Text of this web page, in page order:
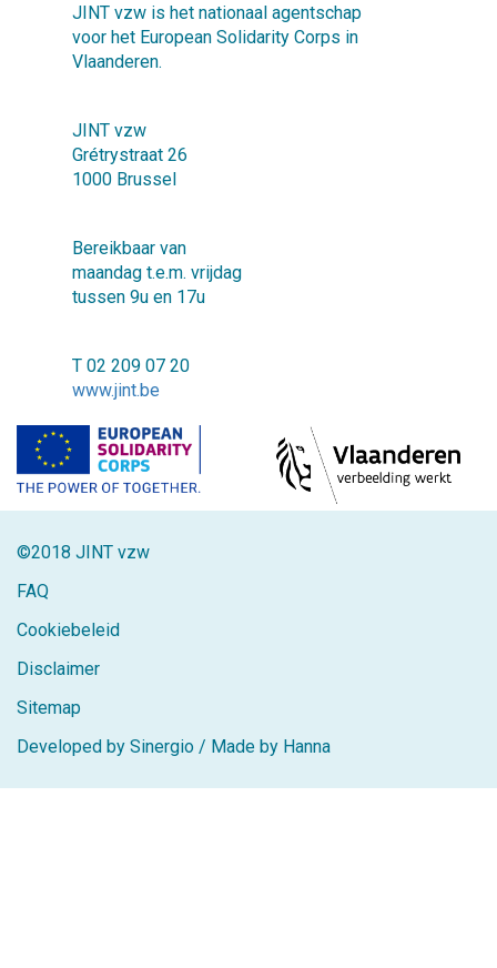
JINT vzw is het nationaal agentschap
voor het European Solidarity Corps in
Vlaanderen.
JINT vzw
Grétrystraat 26
1000 Brussel
Bereikbaar van
maandag t.e.m. vrijdag
tussen 9u en 17u
T 02 209 07 20
www.jint.be
©2018 JINT vzw
FAQ
Cookiebeleid
Disclaimer
Sitemap
Developed by Sinergio / Made by Hanna